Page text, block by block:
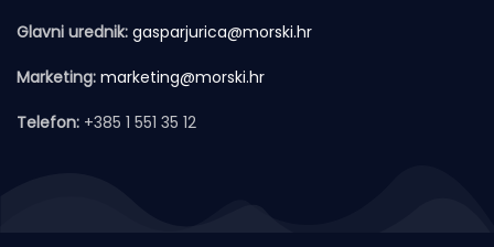
Glavni urednik: gasparjurica@morski.hr
Marketing: marketing@morski.hr
Telefon: +385 1 551 35 12